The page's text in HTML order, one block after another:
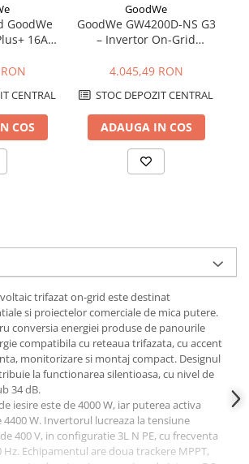
GoodWe
16A 6
CENTRAL
COS
GoodWe
GoodWe GW4200D-NS G3
– Invertor On-Grid
Eficiență 97.8%
4.045,49 RON
STOC DEPOZIT CENTRAL
ADAUGA IN COS
trifazat on-grid este destinat
si proiectelor comerciale de mica putere.
conversia energiei produse de panourile
compatibila cu reteaua trifazata, cu accent
monitorizare si montaj compact. Designul
la functionarea silentioasa, cu nivel de
34 dB.
iesire este de 4000 W, iar puterea activa
4400 W. Invertorul lucreaza la tensiune
400 V, in configuratie 3L N PE, cu frecventa
Hz. Echipamentul are doua trackere MPPT,